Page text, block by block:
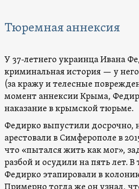
Тюремная аннексия
У 37-летнего украинца Ивана
криминальная история — у
(за кражу и телесные
момент аннексии Крыма,
наказание в крымской тюрьме.
Федирко выпустили досрочно,
арестовали в Симферополе в
что «пытался жить как мог»,
разбой и осудили на пять лет.
Федирко этапировали в